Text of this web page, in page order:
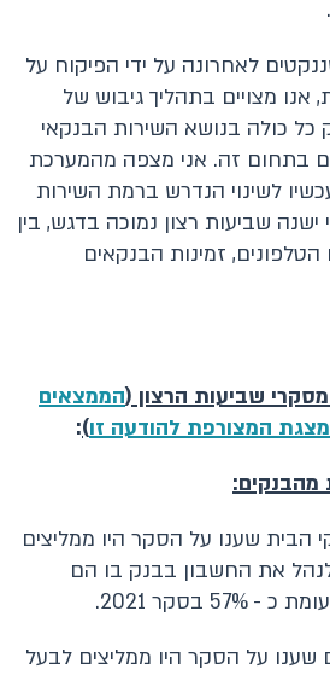
לאחרונה על ידי הפיקוח על
מצויים בתהליך גיבוש של
כולה בנושא השירות הבנקאי
בתחום זה. אני מצפה מהמערכת
לשינוי הנדרש ברמת השירות
שביעות רצון נמוכה בדגש, בין
זמינות הבנקאים
שביעות הרצון (הממצאים
המצורפת להודעה זו)
:
מהבנקים:
משקי הבית שענו על הסקר היו ממליצים
את החשבון בבנק בו הם
בסקר 2021.
שענו על הסקר היו ממליצים לבעל